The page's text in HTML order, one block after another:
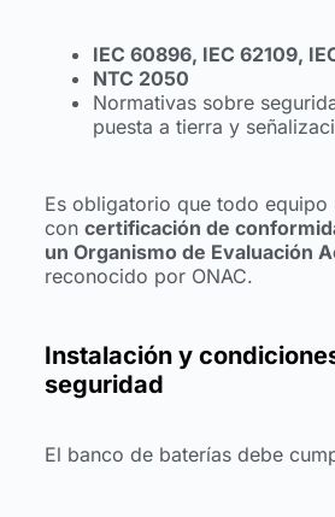
IEC 60896, IEC 62109,
NTC 2050
Normativas sobre
puesta a tierra y
Es obligatorio que todo equipo
con certificación de
un Organismo de Evaluación
reconocido por ONAC.
Instalación y
seguridad
El banco de baterías debe